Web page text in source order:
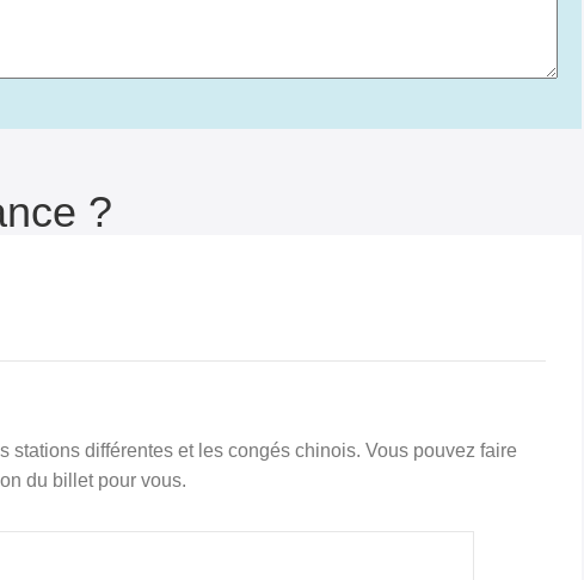
?
différentes et les congés chinois. Vous pouvez faire
du billet pour vous.